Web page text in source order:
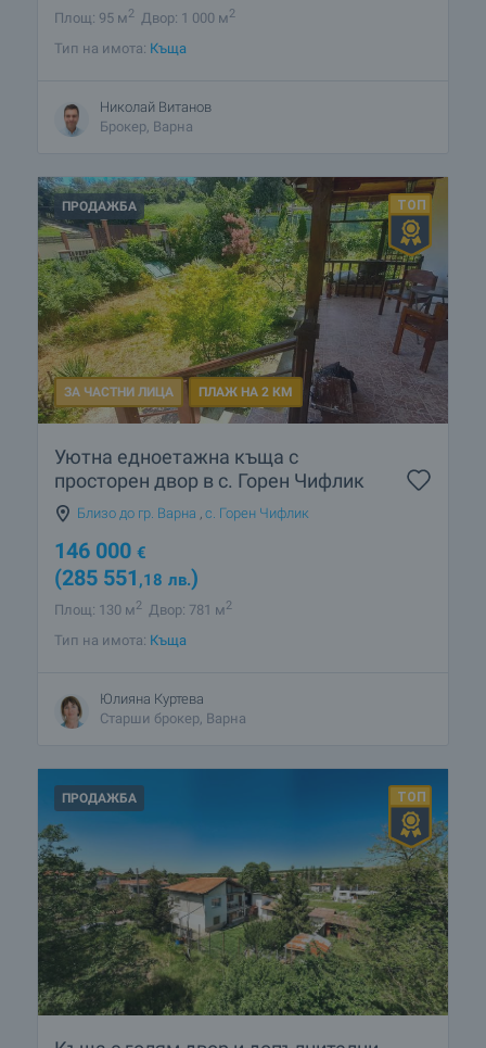
Площ: 95 м2 Двор: 1 000 м2
Тип на имота: Къща
Николай Витанов
Брокер, Варна
ПРОДАЖБА
ЗА ЧАСТНИ ЛИЦА ПЛАЖ НА 2 КМ
Уютна едноетажна къща с
просторен двор в с. Горен Чифлик
Близо до гр. Варна с. Горен Чифлик
146 000 €
(285 551 ,18 лв.)
Площ: 130 м2 Двор: 781 м2
Тип на имота: Къща
Юлияна Куртева
Старши брокер, Варна
ПРОДАЖБА